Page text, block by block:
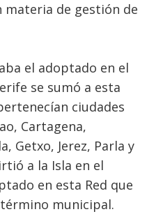
materia de gestión de
el adoptado en el
se sumó a esta
ciudades
Cartagena,
Getxo, Jerez, Parla y
a la Isla en el
en esta Red que
municipal.